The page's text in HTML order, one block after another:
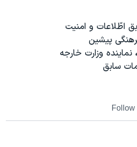
نوبل صلح
«سی‌پک»
چین
اطّلاعات و امنيت
پيشين
نماينده وزارت خارجه
سابق
Follow